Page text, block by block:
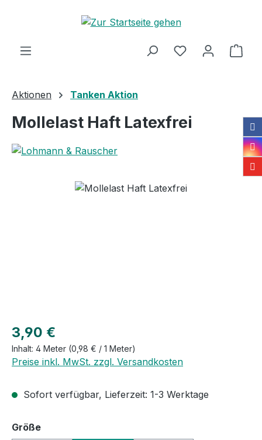
Zum Hauptinhalt springen
Aktionen Tanken Aktion
Mollelast Haft Latexfrei
Bildergalerie überspringen
Regulärer Preis:
3,90 €
Inhalt: 4 Meter (0,98 € / 1 Meter)
Preise inkl. MwSt. zzgl. Versandkosten
Sofort verfügbar, Lieferzeit: 1-3 Werktage
Größeauswählen